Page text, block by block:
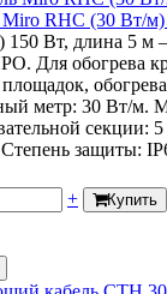
Miro RHC (30 Вт/
Вт, длина 5 м
Для обогрева
метр: 30 Вт/м.
секции:
защиты:
+ Купить